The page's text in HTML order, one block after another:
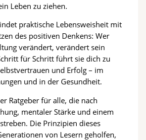
Leben zu ziehen.
praktische Lebensweisheit mit
des positiven Denkens: Wer
verändert, verändert sein
für Schritt führt sie dich zu
und Erfolg – im
und in der Gesundheit.
Ratgeber für alle, die nach
mentaler Stärke und einem
Die Prinzipien dieses
von Lesern geholfen,